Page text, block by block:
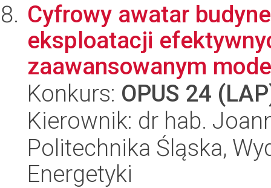
Cyfrowy awatar
eksploatacji
zaawansowanym
Konkurs: OPUS 24
Kierownik: dr hab.
Politechnika Śląska,
Energetyki